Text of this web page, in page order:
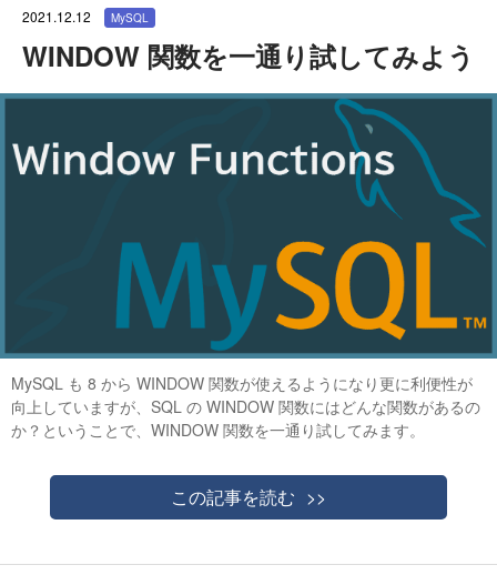
WINDOW 関数を一通り試してみよう
2021.12.12 MySQL
MySQL も 8 から WINDOW 関数が使えるようになり更に利便性が
向上していますが、SQL の WINDOW 関数にはどんな関数があるの
か？ということで、WINDOW 関数を一通り試してみます。
この記事を読む